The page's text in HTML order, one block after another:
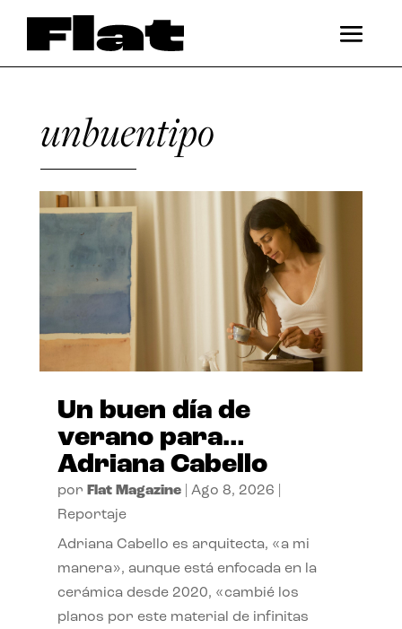
unbuentipo
Un buen día de
verano para…
Adriana Cabello
por Flat Magazine| Ago 8, 2026
Reportaje
Adriana Cabello es arquitecta, «a mi
manera», aunque está enfocada en la
cerámica desde 2020, «cambié los
planos por este material de infinitas